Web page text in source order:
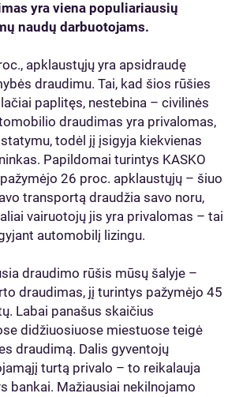
yra viena populiariausių
naudų darbuotojams.
apklaustųjų yra apsidraudę
draudimu. Tai, kad šios rūšies
paplitęs, nestebina – civilinės
draudimas yra privalomas,
todėl jį įsigyja kiekvienas
Papildomai turintys KASKO
26 proc. apklaustųjų – šiuo
transportą draudžia savo noru,
vairuotojų jis yra privalomas – tai
automobilį lizingu.
draudimo rūšis mūsų šalyje –
draudimas, jį turintys pažymėjo 45
Labai panašus skaičius
didžiuosiuose miestuose teigė
draudimą. Dalis gyventojų
turtą privalo – to reikalauja
bankai. Mažiausiai nekilnojamo